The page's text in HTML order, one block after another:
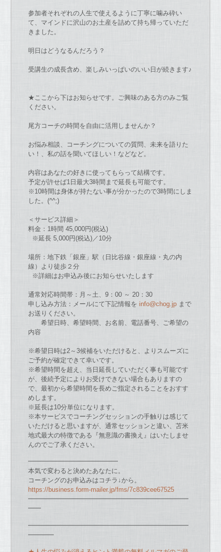
参加者それぞれの人生で使えるように丁寧に噛み砕い
て、 マインドに沢山のお土産を詰めて持ち帰っていただ
きまし た 。
明日はどう なるんだろう？
受講生の成長含め、楽しみいっぱいのいい日 が続きます♪
★ここから下はお知らせです。ご興味のある方のみご覧
ください。
尾方コーチの時間を自由に活用しませんか？
お悩み相談、 コーチ ングについての質問、未来を語り た
い！、 私の話を聞いてほしい！ な どな ど。
内容はあなたの好きに使ってもらって結構です。
予定が許せば1日最大3時間ま で延長も可能です。
※10時間は身体が持たない事が分かっ たので3時間にしま
し た 。 (^^;)
＜サービス詳細＞
料金：1時間 45,000円(税込)
※延長 5,000円(税込)／10分
場所：地下鉄「銀座」駅（日比谷線・銀座線・丸の内
線） より徒歩２分
※詳細はお申込み後にお知らせいた します
通常対応時間帯：月～土、9：00 ～ 20：30
申し込み方法：メールにて下記情報を info@chog.jpま で
お送りください。
希望日時、希望時間、 お名前、電話番号、ご希望の
内容
※希望日時は2～3候補をいた だけると、 よりスムーズに
ご予約が確定できて幸いです。
※希望時間を超え、当日延長していただく事も可能です
が、 後続予定により お受けでき ない場合もありますの
で、 最初から希望時間を長めご指定されることをおすす
めします。
※延長は10分単位にな ります。
※本サービス でコーチ ングセッションの手触りは感じて
いた だけると 思いますが、通常セッションと違い、苫米
地式最大の特徴である『無意識の書換え』はいた しませ
んのでご了承ください。
━━━━━━━━━━━━━━
本気で変わると決めたあなたに。
コーチングのお申込みはコチラ↓から。
https://business.form-mailer.jp/fms/7c839cee67525
━━━━━━━━━━━━━━━━━━━━━━━━━
━━
━━━━━━━━━━━━━━━━━━━━━━━━━
━━━━